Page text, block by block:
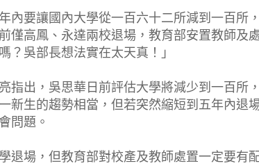
內要讓國內大學從一百六十二所減到一百所
僅高鳳、永達兩校退場，教育部安置教師及
？吳部長想法實在太天真！」
指出，吳思華日前評估大學將減少到一百所
新生的趨勢相當，但若突然縮短到五年內退
問題。
退場，但教育部對校產及教師處置一定要有